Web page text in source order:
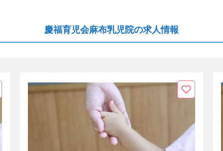
慶福育児会麻布乳児院の求人情報